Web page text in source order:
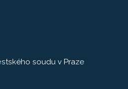
soudu v Praze